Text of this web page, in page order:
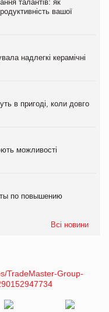
талантів: як
вашої
надлегкі керамічні
в пригоді, коли довго
можливості
по повышению
Всі новини